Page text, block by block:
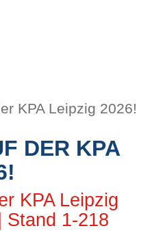
KPA Leipzig 2026!
DER KPA
KPA Leipzig
Stand 1-218